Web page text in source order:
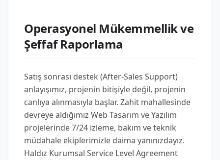
Operasyonel Mükemmellik ve
Şeffaf Raporlama
Satış sonrası destek (After-Sales Support)
anlayışımız, projenin bitişiyle değil, projenin
canlıya alınmasıyla başlar. Zahit mahallesinde
devreye aldığımız Web Tasarım ve Yazılım
projelerinde 7/24 izleme, bakım ve teknik
müdahale ekiplerimizle daima yanınızdayız.
Haldız Kurumsal Service Level Agreement